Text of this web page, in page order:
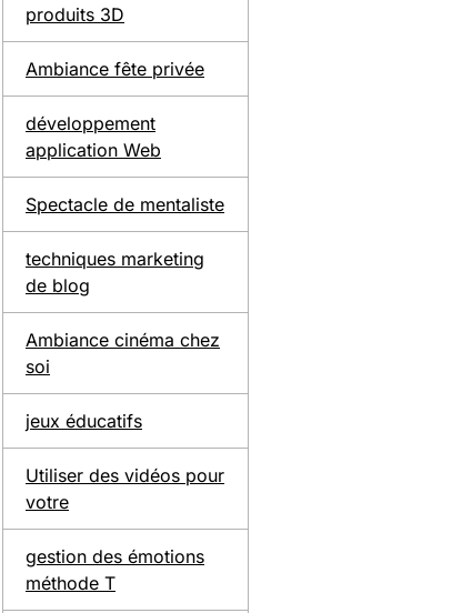
produits 3D
Ambiance fête privée
développement
application Web
Spectacle de mentaliste
techniques marketing
de blog
Ambiance cinéma chez
soi
jeux éducatifs
Utiliser des vidéos pour
votre
gestion des émotions
méthode T